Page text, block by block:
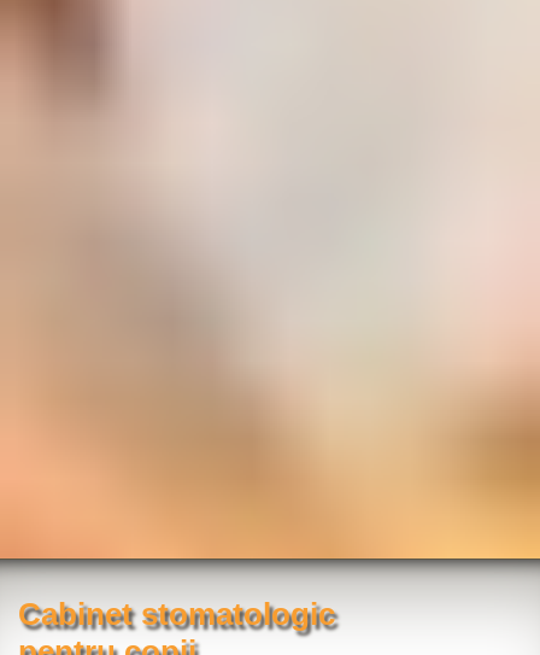
Cabinet stomatologic